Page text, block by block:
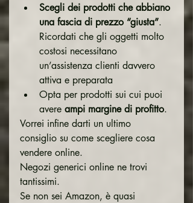
Scegli dei prodotti che abbiano
una fascia di prezzo “giusta”.
Ricordati che gli oggetti molto
costosi necessitano
un’assistenza clienti davvero
attiva e preparata
Opta per prodotti sui cui puoi
avere ampi margine di profitto.
Vorrei infine darti un ultimo
consiglio su come scegliere cosa
vendere online.
Negozi generici online ne trovi
tantissimi.
Se non sei Amazon, è quasi